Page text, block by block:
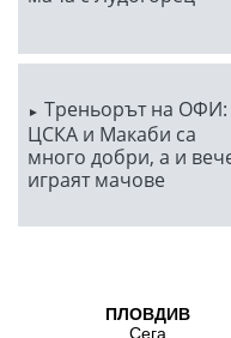
Треньорът на ОФИ:
ЦСКА и Макаби са
много добри, а и
играят мачове